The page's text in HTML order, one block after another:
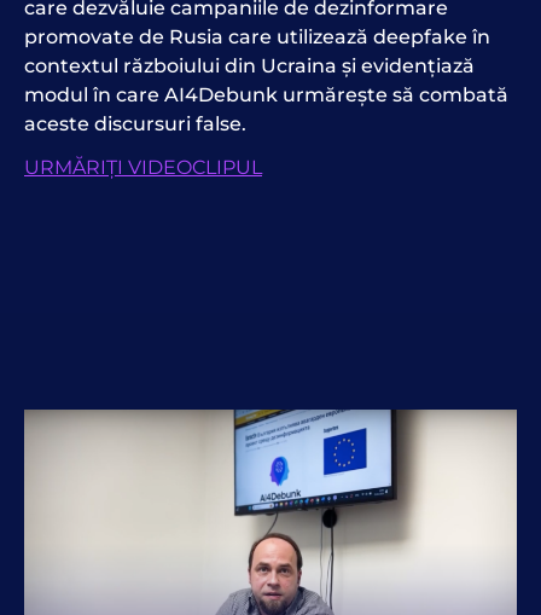
care dezvăluie campaniile de dezinformare
promovate de Rusia care utilizează deepfake în
contextul războiului din Ucraina și evidențiază
modul în care AI4Debunk urmărește să combată
aceste discursuri false.
URMĂRIȚI VIDEOCLIPUL